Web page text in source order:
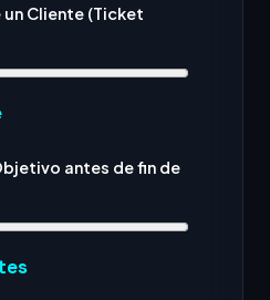
Cliente (Ticket
antes de fin de